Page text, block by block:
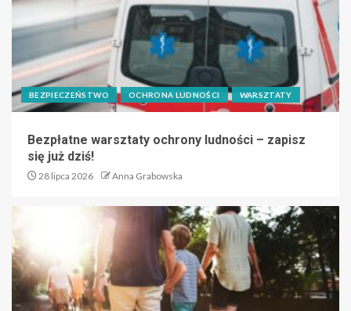
BEZPIECZEŃSTWO OCHRONA LUDNOŚCI WARSZTATY
Bezpłatne warsztaty ochrony ludności – zapisz
się już dziś!
28 lipca 2026 Anna Grabowska